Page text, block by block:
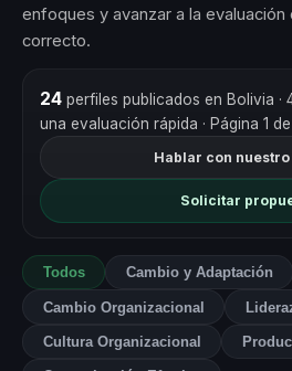
enfoques y avanzar a la
correcto.
24perfiles publicados en Bolivia ·
una evaluación rápida · Página 1
Hablar con
Solicitar
Todos Cambio y Adaptación
Cambio Organizacional
Cultura Organizacional